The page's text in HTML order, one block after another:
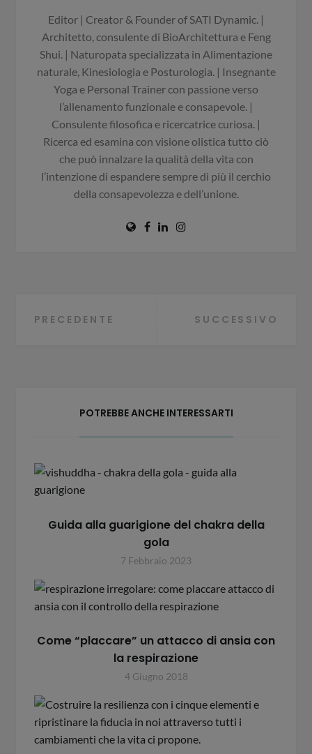
Editor | Creator & Founder of SATI Dynamic. |
Architetto, consulente di BioArchitettura e Feng
Shui. | Naturopata specializzata in Alimentazione
naturale, Kinesiologia e Posturologia. | Insegnante
Yoga e Personal Trainer con passione verso
l’allenamento funzionale e consapevole. |
Consulente filosofica e ricercatrice curiosa. |
Ricerca ed esamina con visione olistica tutto ciò
che può innalzare la qualità della vita con
l’intenzione di espandere sempre di più il cerchio
della consapevolezza e dell’unione.
Navigazione
PRECEDENTE SUCCESSIVO
POTREBBE ANCHE INTERESSARTI
Guida alla guarigione del chakra della
gola
7 Febbraio 2023
Come “placcare” un attacco di ansia con
la respirazione
4 Giugno 2018